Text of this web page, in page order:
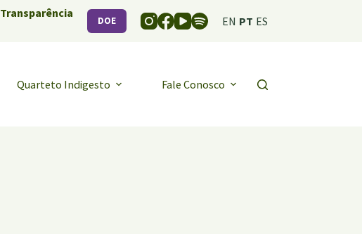
Transparência
DOE EN PT ES
Quarteto Indigesto Fale Conosco